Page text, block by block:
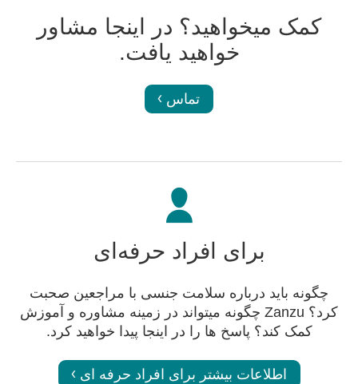
کمک میخواهید؟ در اینجا مشاور
خواهید یافت.
تماس
برای افراد حرفه‌ای
چگونه باید درباره سلامت جنسی با مراجعین صحبت
کرد؟ Zanzu چگونه میتواند در زمینه مشاوره و آموزش
کمک کند؟ پاسخ ها را در اینجا پیدا خواهید کرد.
اطلاعات بیشتر برای افراد حرفه ای